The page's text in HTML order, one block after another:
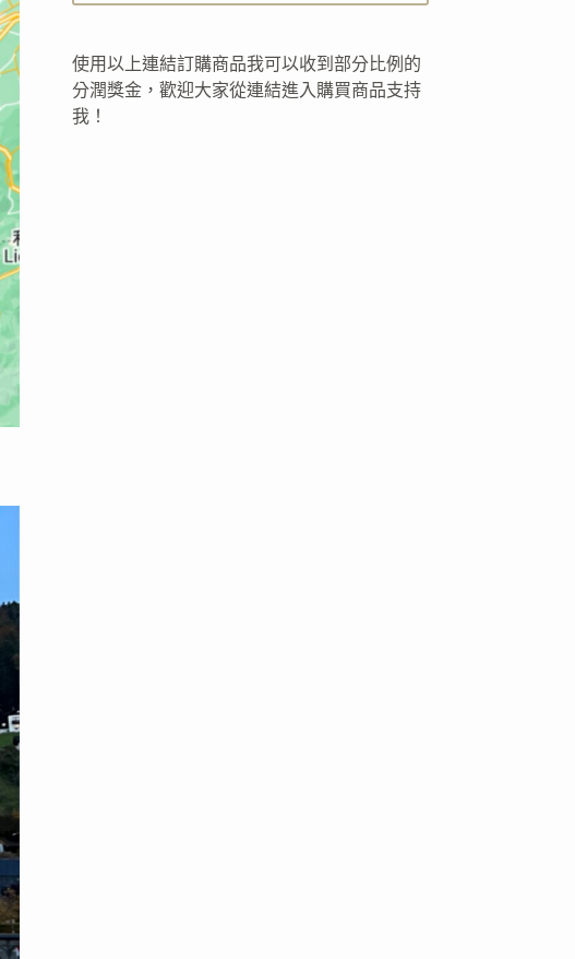
使用以上連結訂購商品我可以收到部分比例的
分潤獎金，歡迎大家從連結進入購買商品支持
我！